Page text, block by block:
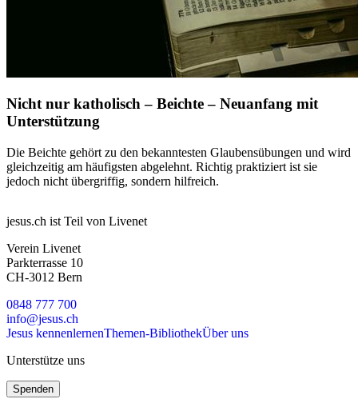
Nicht nur katholisch – Beichte – Neuanfang mit
Unterstützung
Die Beichte gehört zu den bekanntesten Glaubensübungen und wird
gleichzeitig am häufigsten abgelehnt. Richtig praktiziert ist sie
jedoch nicht übergriffig, sondern hilfreich.
jesus.ch ist Teil von Livenet
Verein Livenet
Parkterrasse 10
CH-3012 Bern
0848 777 700
info@jesus.ch
Jesus kennenlernenThemen-BibliothekÜber uns
Unterstütze uns
Spenden